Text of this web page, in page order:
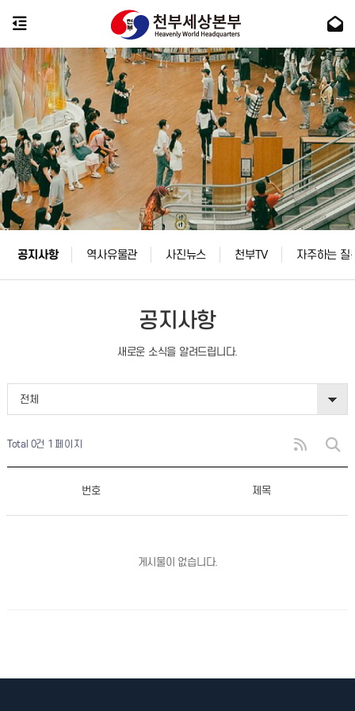
공지사항 역사유물관 사진뉴스 천부TV 자주하는 질
공지사항
새로운 소식을 알려드립니다.
전체
Total 0건 1 페이지
번호 제목
게시물이 없습니다.